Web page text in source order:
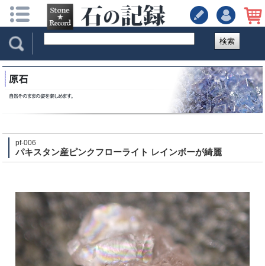
検索
pf-006
パキスタン産ピンクフローライト レインボーが綺麗